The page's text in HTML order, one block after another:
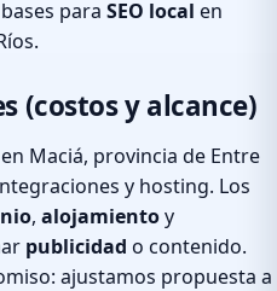
para SEO local en
(costos y alcance)
en Maciá, provincia de Entre
y hosting. Los
, alojamientoy
publicidad o contenido.
ajustamos propuesta a